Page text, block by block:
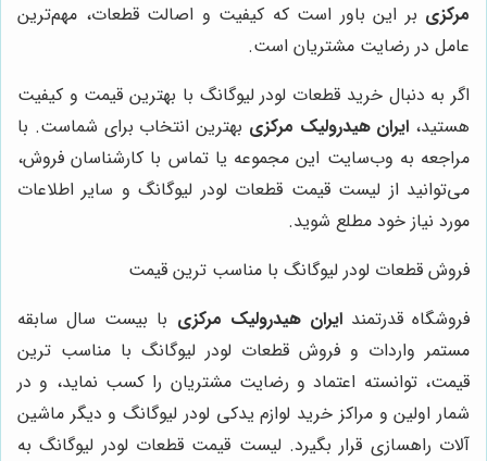
مرکزی بر این باور است که کیفیت و اصالت قطعات، مهم‌ترین
عامل در رضایت مشتریان است.
اگر به دنبال خرید قطعات لودر لیوگانگ با بهترین قیمت و کیفیت
هستید، ایران هیدرولیک مرکزی بهترین انتخاب برای شماست. با
مراجعه به وب‌سایت این مجموعه یا تماس با کارشناسان فروش،
می‌توانید از لیست قیمت قطعات لودر لیوگانگ و سایر اطلاعات
مورد نیاز خود مطلع شوید.
فروش قطعات لودر لیوگانگ با مناسب ترین قیمت
فروشگاه قدرتمندایران هیدرولیک مرکزی با بیست سال سابقه
مستمر واردات و فروش قطعات لودر لیوگانگ با مناسب ترین
قیمت، توانسته اعتماد و رضایت مشتریان را کسب نماید، و در
شمار اولین و مراکز خرید لوازم یدکی لودر لیوگانگ و دیگر ماشین
آلات راهسازی قرار بگیرد. لیست قیمت قطعات لودر لیوگانگ به